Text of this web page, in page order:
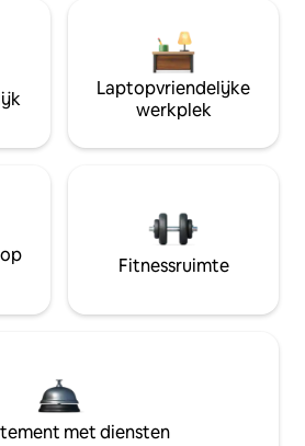
Laptopvriendelijke
werkplek
Fitnessruimte
met diensten